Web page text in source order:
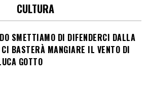
CULTURA
SMETTIAMO DI DIFENDERCI DALLA
BASTERÀ MANGIARE IL VENTO DI
GOTTO